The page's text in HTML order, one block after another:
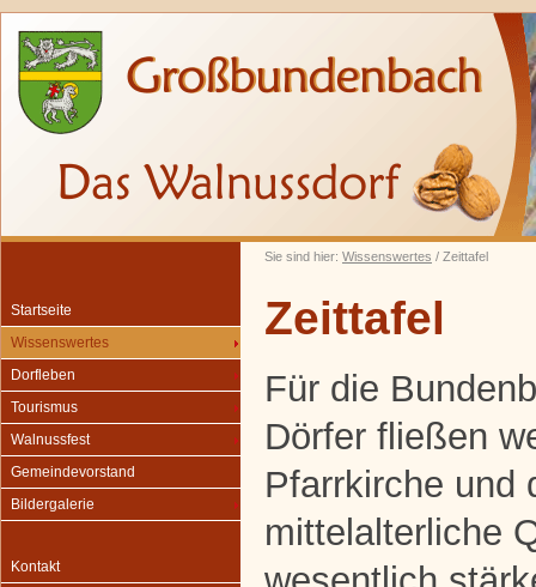
Sie sind hier: Wissenswertes / Zeittafel
Startseite
Wissenswertes
Dorfleben
Tourismus
Walnussfest
Gemeindevorstand
Bildergalerie
Kontakt
Zeittafel
Für die
Dörfer fließen
Pfarrkirche und
mittelalterliche